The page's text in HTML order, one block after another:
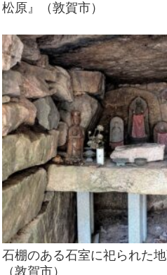
松原』（敦賀市）
石棚のある石室に祀られた地
（敦賀市）